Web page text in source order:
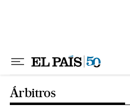
Árbitros